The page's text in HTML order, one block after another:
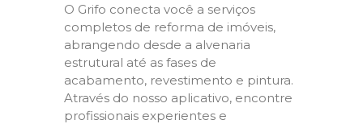
O Grifo conecta você a serviços
completos de reforma de imóveis,
abrangendo desde a alvenaria
estrutural até as fases de
acabamento, revestimento e pintura.
Através do nosso aplicativo, encontre
profissionais experientes e